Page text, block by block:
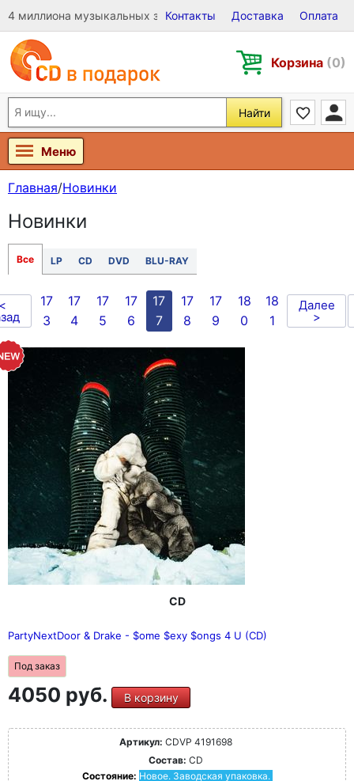
4 миллиона музыкальных записей на Виниле, CD и DVD
Контакты Доставка Оплата
Корзина (0)
Найти
Меню
Главная/Новинки
Новинки
Все LP CD DVD BLU-RAY
17
3
17
4
17
5
17
6
17
7
17
8
17
9
18
0
18
1
Далее
>
CD
PartyNextDoor & Drake - $ome $exy $ongs 4 U (CD)
Под заказ
4050 руб. В корзину
Артикул: CDVP 4191698
Состав: CD
Состояние: Новое. Заводская упаковка.